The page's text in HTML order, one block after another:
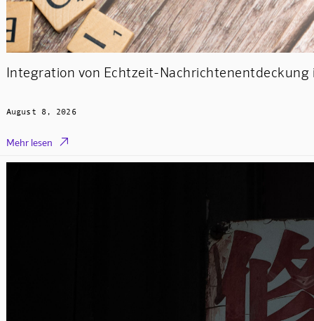
Integration von Echtzeit-Nachrichtenentdeckung
August 8, 2026
Mehr lesen 